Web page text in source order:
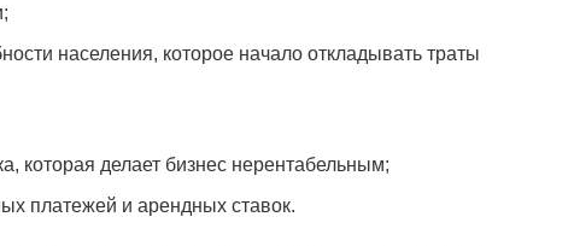
населения, которое начало откладывать траты
которая делает бизнес нерентабельным;
платежей и арендных ставок.